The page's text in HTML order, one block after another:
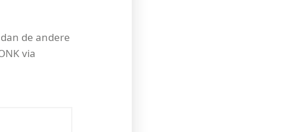
de andere
via